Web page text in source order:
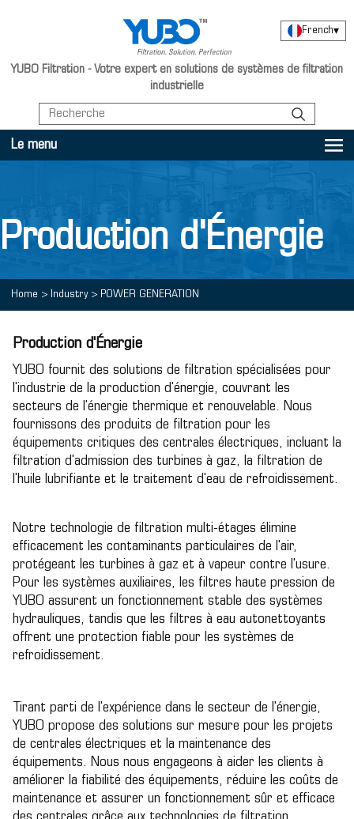
YUBO Filtration - Votre expert en solutions de systèmes de filtration
industrielle
French▾
Le menu
Production d'Énergie
Home > Industry > POWER GENERATION
Production d'Énergie
YUBO fournit des solutions de filtration spécialisées pour
l'industrie de la production d'énergie, couvrant les
secteurs de l'énergie thermique et renouvelable. Nous
fournissons des produits de filtration pour les
équipements critiques des centrales électriques, incluant la
filtration d'admission des turbines à gaz, la filtration de
l'huile lubrifiante et le traitement d'eau de refroidissement.
Notre technologie de filtration multi-étages élimine
efficacement les contaminants particulaires de l'air,
protégeant les turbines à gaz et à vapeur contre l'usure.
Pour les systèmes auxiliaires, les filtres haute pression de
YUBO assurent un fonctionnement stable des systèmes
hydrauliques, tandis que les filtres à eau autonettoyants
offrent une protection fiable pour les systèmes de
refroidissement.
Tirant parti de l'expérience dans le secteur de l'énergie,
YUBO propose des solutions sur mesure pour les projets
de centrales électriques et la maintenance des
équipements. Nous nous engageons à aider les clients à
améliorer la fiabilité des équipements, réduire les coûts de
maintenance et assurer un fonctionnement sûr et efficace